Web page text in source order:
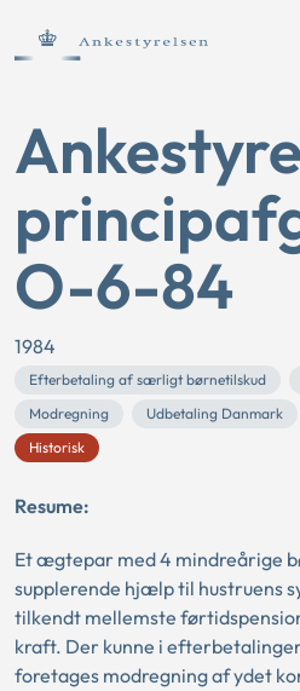
O-6-84
1984
Efterbetaling af særligt børnetilskud
Modregning
Udbetaling Danmark
Historisk
Resume:
Et ægtepar med 4 mindreårige
supplerende hjælp til hustruens
tilkendt mellemste
kraft. Der kunne i
foretages modregning af ydet